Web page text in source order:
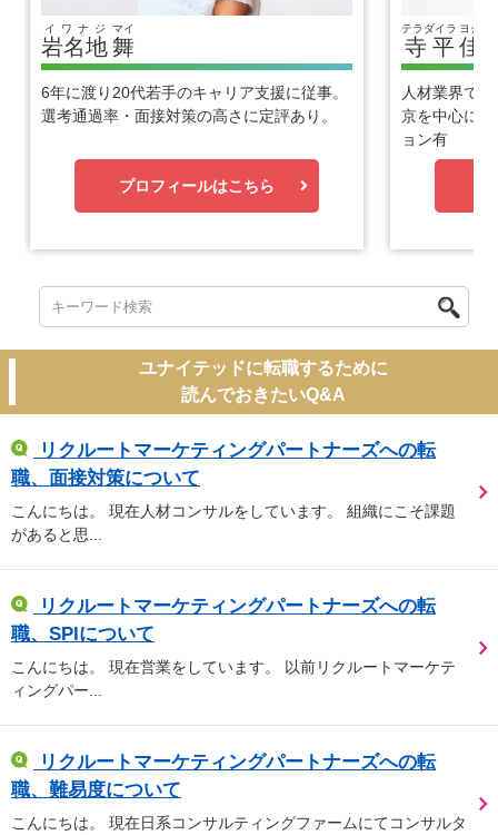
岩名地
イワナジ
舞
マイ
6年に渡り20代若手のキャリア支援に従事。
選考通過率・面接対策の高さに定評あり。
プロフィールはこちら
寺平
テラダイラ
佳
ヨシヒ
人材業界で
京を中心に
ョン有
ユナイテッドに転職するために
読んでおきたいQ&A
リクルートマーケティングパートナーズへの転
職、面接対策について
こんにちは。 現在人材コンサルをしています。 組織にこそ課題
があると思...
リクルートマーケティングパートナーズへの転
職、SPIについて
こんにちは。 現在営業をしています。 以前リクルートマーケテ
ィングパー...
リクルートマーケティングパートナーズへの転
職、難易度について
こんにちは。 現在日系コンサルティングファームにてコンサルタ